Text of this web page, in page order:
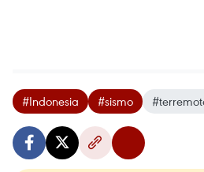
#Indonesia #sismo